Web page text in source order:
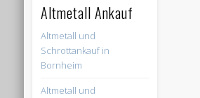
Altmetall Ankauf
Altmetall und
Schrottankauf in
Bornheim
Altmetall und